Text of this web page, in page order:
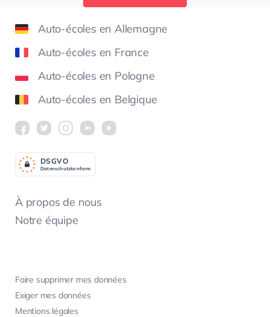
Auto-écoles en Allemagne
Auto-écoles en France
Auto-écoles en Pologne
Auto-écoles en Belgique
À propos de nous
Notre équipe
Faire supprimer mes données
Exiger mes données
Mentions légales
Datenschutzkonform
DSGVO